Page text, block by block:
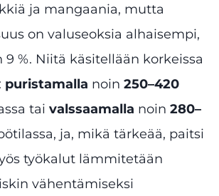
ja mangaania, mutta
on valuseoksia alhaisempi,
%. Niitä käsitellään korkeissa
puristamalla noin 250–420
tai valssaamalla noin 280–
ja, mikä tärkeää, paitsi
työkalut lämmitetään
vähentämiseksi